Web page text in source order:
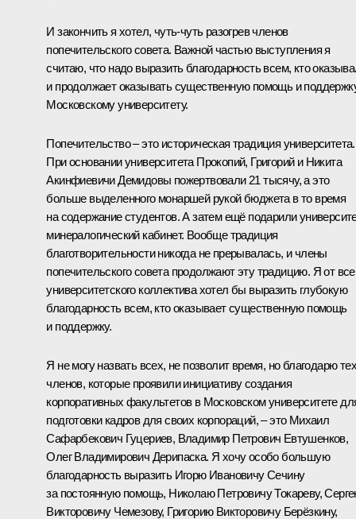
И закончить я хотел, чуть-чуть разогрев членов
попечительского совета. Важной частью выступления я
считаю, что надо выразить благодарность всем, кто
и продолжает оказывать существенную помощь и
Московскому университету.
Попечительство – это историческая традиция университета.
При основании университета Прокопий, Григорий и Никита
Акинфиевичи Демидовы пожертвовали 21 тысячу, а это
больше выделенного монаршей рукой бюджета в то время
на содержание студентов. А затем ещё подарили
минералогический кабинет. Вообще традиция
благотворительности никогда не прерывалась, и члены
попечительского совета продолжают эту традицию. Я от
университетского коллектива хотел бы выразить глубокую
благодарность всем, кто оказывает существенную помощь
и поддержку.
Я не могу назвать всех, не позволит время, но благодарю тех
членов, которые проявили инициативу создания
корпоративных факультетов в Московском университете
подготовки кадров для своих корпораций, – это Михаил
Сафарбекович Гуцериев, Владимир Петрович Евтушенков,
Олег Владимирович Дерипаска. Я хочу особо большую
благодарность выразить Игорю Ивановичу Сечину
за постоянную помощь, Николаю Петровичу Токареву,
Викторовичу Чемезову, Григорию Викторовичу Берёзкину,